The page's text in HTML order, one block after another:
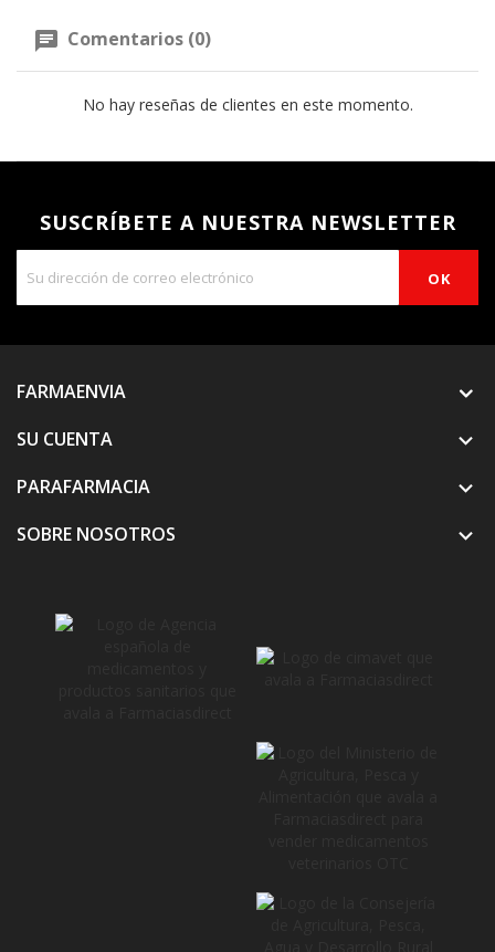
Comentarios (0)
No hay reseñas de clientes en este momento.
SUSCRÍBETE A NUESTRA NEWSLETTER
FARMAENVIA
SU CUENTA

PARAFARMACIA 
SOBRE NOSOTROS 